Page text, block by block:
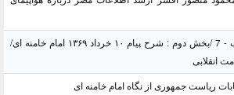
منشور گفتمان امام و انقلاب - 7 /بخش دوم : شرح پیام ۱۰ خرداد ۱۳۶۹ امام خامنه ای/
انقلابی
ریاست جمهوری از نگاه امام خامنه ای